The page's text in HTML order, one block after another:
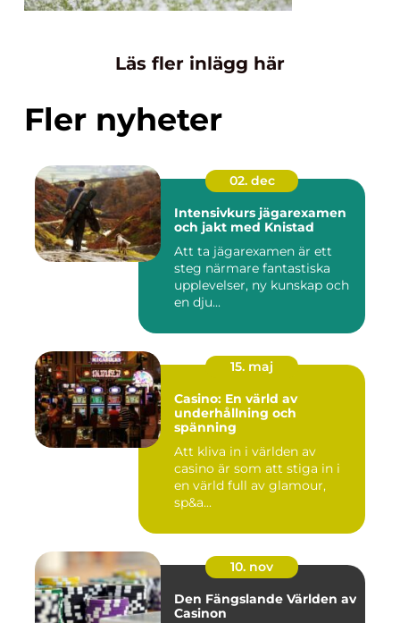
Läs fler inlägg här
Fler nyheter
02. dec
Intensivkurs jägarexamen
och jakt med Knistad
Att ta jägarexamen är ett
steg närmare fantastiska
upplevelser, ny kunskap och
en dju...
15. maj
Casino: En värld av
underhållning och
spänning
Att kliva in i världen av
casino är som att stiga in i
en värld full av glamour,
sp&a...
10. nov
Den Fängslande Världen av
Casinon